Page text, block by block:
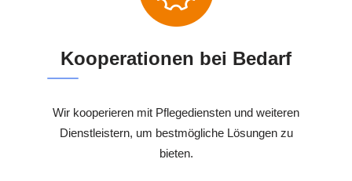
Kooperationen bei Bedarf
Wir kooperieren mit Pflegediensten und weiteren
Dienstleistern, um bestmögliche Lösungen zu
bieten.